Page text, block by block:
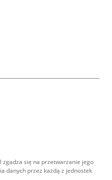
się na przetwarzanie jego
danych przez każdą z jednostek